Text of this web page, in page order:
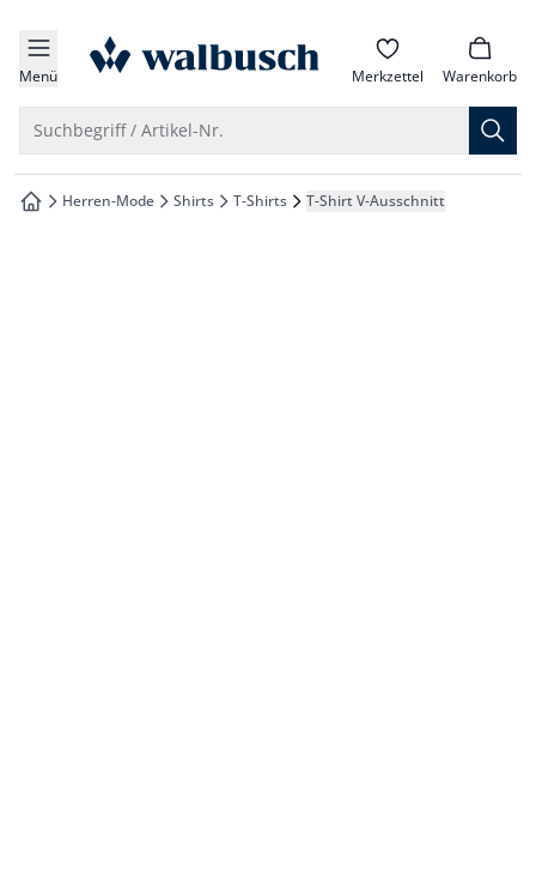
springen
springen
springen
springen
Menü zur Startseite Merkzettel Warenkorb
Suchbegriff / Artikel-Nr.
zur Startseite
Herren-Mode Shirts T-Shirts T-Shirt V-Ausschnitt